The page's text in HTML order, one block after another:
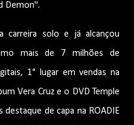
Demon".
carreira solo e já alcançou
mais de 7 milhões de
1° lugar em vendas na
Vera Cruz e o DVD Temple
de capa na ROADIE